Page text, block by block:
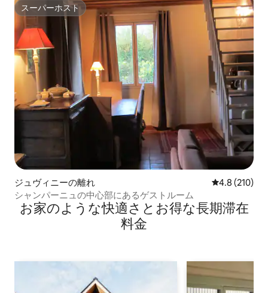
スーパーホスト
スーパーホスト
ジュヴィニーの離れ レビュー210
4.8 (210)
シャンパーニュの中心部にあるゲストルーム
お家のような快⁠適⁠さ⁠とお⁠得⁠な長⁠期⁠滞⁠在
料⁠金